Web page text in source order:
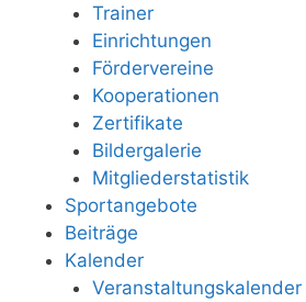
Trainer
Einrichtungen
Fördervereine
Kooperationen
Zertifikate
Bildergalerie
Mitgliederstatistik
Sportangebote
Beiträge
Kalender
Veranstaltungskalender